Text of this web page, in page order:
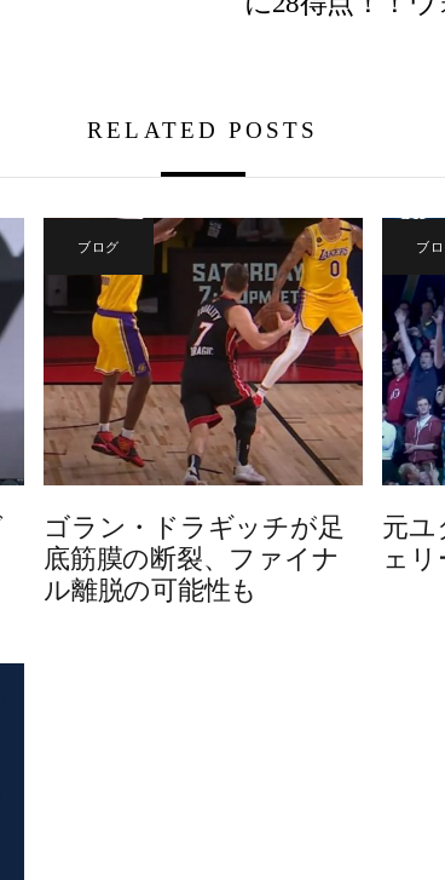
RELATED POSTS
ブログ
ゴラン・ドラギッチが足
底筋膜の断裂、ファイナ
ル離脱の可能性も
ブ
元ユ
ェ